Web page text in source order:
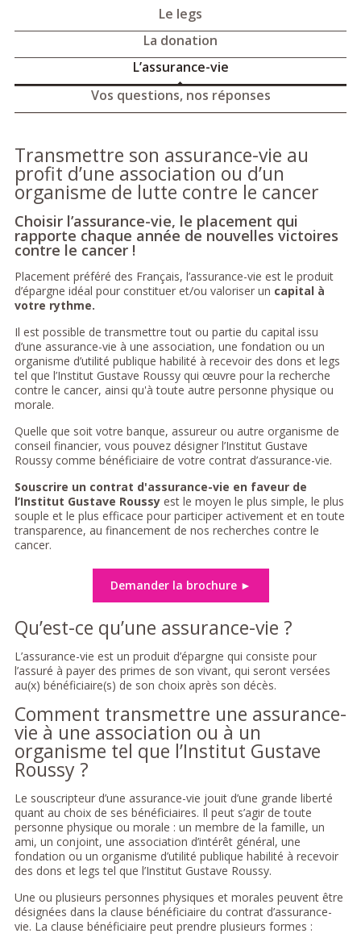
Le legs
La donation
L’assurance-vie
Vos questions, nos réponses
Transmettre son assurance-vie au
profit d’une association ou d’un
organisme de lutte contre le cancer
Choisir l’assurance-vie, le placement qui
rapporte chaque année de nouvelles victoires
contre le cancer !
Placement préféré des Français, l’assurance-vie est le produit
d’épargne idéal pour constituer et/ou valoriser un capital à
votre rythme.
Il est possible de transmettre tout ou partie du capital issu
d’une assurance-vie à une association, une fondation ou un
organisme d’utilité publique habilité à recevoir des dons et legs
tel que l’Institut Gustave Roussy qui œuvre pour la recherche
contre le cancer, ainsi qu'à toute autre personne physique ou
morale.
Quelle que soit votre banque, assureur ou autre organisme de
conseil financier, vous pouvez désigner l’Institut Gustave
Roussy comme bénéficiaire de votre contrat d’assurance-vie.
Souscrire un contrat d'assurance-vie en faveur de
l’Institut Gustave Roussyest le moyen le plus simple, le plus
souple et le plus efficace pour participer activement et en toute
transparence, au financement de nos recherches contre le
cancer.
Demander la brochure ►
Qu’est-ce qu’une assurance-vie ?
L’assurance-vie est un produit d’épargne qui consiste pour
l’assuré à payer des primes de son vivant, qui seront versées
au(x) bénéficiaire(s) de son choix après son décès.
Comment transmettre une assurance-
vie à une association ou à un
organisme tel que l’Institut Gustave
Roussy ?
Le souscripteur d’une assurance-vie jouit d’une grande liberté
quant au choix de ses bénéficiaires. Il peut s’agir de toute
personne physique ou morale : un membre de la famille, un
ami, un conjoint, une association d’intérêt général, une
fondation ou un organisme d’utilité publique habilité à recevoir
des dons et legs tel que l’Institut Gustave Roussy.
Une ou plusieurs personnes physiques et morales peuvent être
désignées dans la clause bénéficiaire du contrat d’assurance-
vie. La clause bénéficiaire peut prendre plusieurs formes :